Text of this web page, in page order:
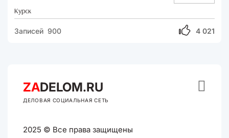
Курск
4 021
Записей 900
ZADELOM.RU
ДЕЛОВАЯ СОЦИАЛЬНАЯ СЕТЬ
2025 © Все права защищены
